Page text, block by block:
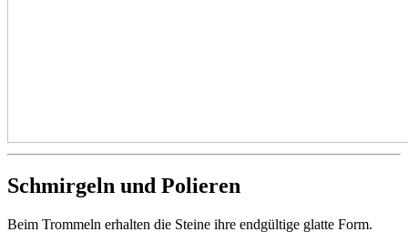
Schmirgeln und Polieren
Beim Trommeln erhalten die Steine ihre endgültige glatte Form.